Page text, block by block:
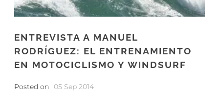
ENTREVISTA A MANUEL
RODRÍGUEZ: EL ENTRENAMIENTO
EN MOTOCICLISMO Y WINDSURF
Posted on
05 Sep 2014